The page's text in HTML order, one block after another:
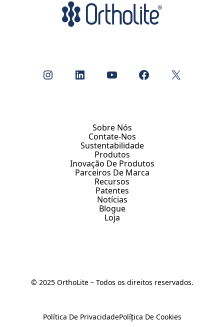
Instagram LinkedIn Youtube Facebook X
Sobre Nós
Contate-Nos
Sustentabilidade
Produtos
Inovação De Produtos
Parceiros De Marca
Recursos
Patentes
Notícias
Blogue
Loja
© 2025 OrthoLite – Todos os direitos reservados.
Política De PrivacidadePolítica De Cookies